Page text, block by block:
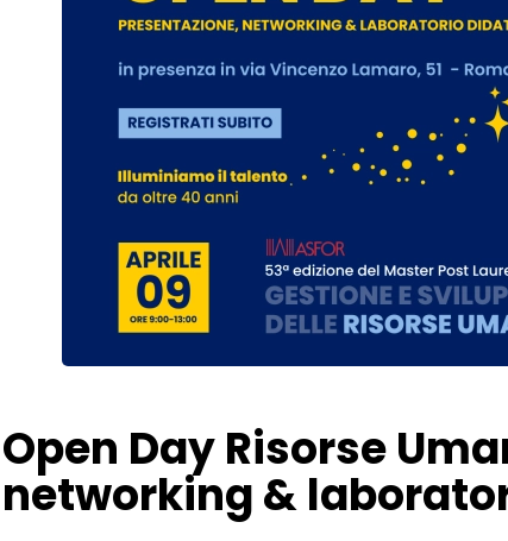
Open Day Risorse
networking &